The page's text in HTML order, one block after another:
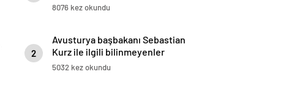
8076 kez okundu
2
Avusturya başbakanı Sebastian
Kurz ile ilgili bilinmeyenler
5032 kez okundu